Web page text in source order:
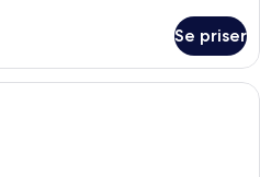
Se priser